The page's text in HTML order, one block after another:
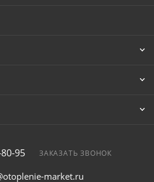
95 ЗАКАЗАТЬ ЗВОНОК
market.ru